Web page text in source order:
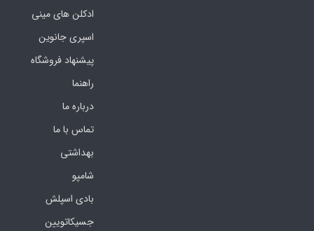
ادکلن های مینی
اسپری جانوین
پیشنهاد فروشگاه
راهنما
درباره ما
تماس با ما
بهداشتی
شامپو
بادی اسپلش
جسیکاتویین